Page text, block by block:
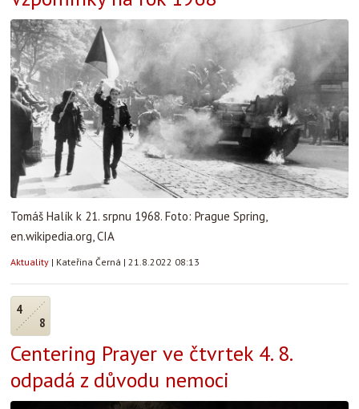
Tomáš Halík k 21. srpnu 1968. Foto: Prague Spring,
en.wikipedia.org, CIA
Aktuality | Kateřina Černá | 21.8.2022 08:13
4
8
Centering Prayer ve čtvrtek 4. 8.
odpadá z důvodu nemoci